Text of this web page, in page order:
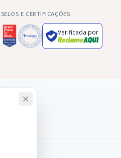
SELOS E CERTIFICAÇÕES
Verificada por